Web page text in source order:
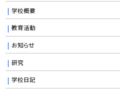
学校概要
教育活動
お知らせ
研究
学校日記